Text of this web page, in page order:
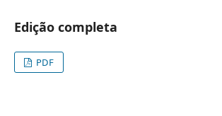
Edição completa
PDF